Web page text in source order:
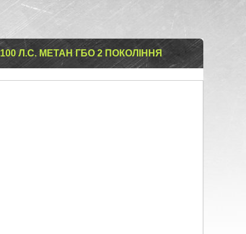
100 Л.С. МЕТАН ГБО 2 ПОКОЛІННЯ